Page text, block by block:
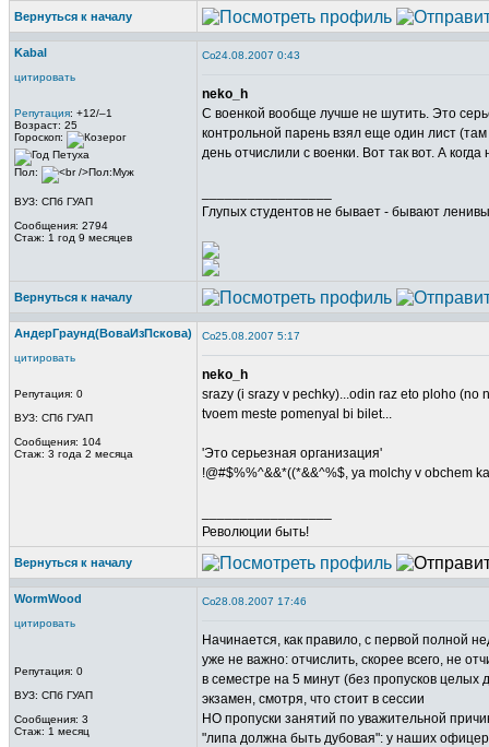
Вернуться к началу
Kabal
цитировать
Репутация: +12/–1
Возраст: 25
Гороскоп:
Пол:
ВУЗ: СПб ГУАП
Сообщения: 2794
Стаж: 1 год 9 месяцев
24.08.2007 0:43
neko_h
С военкой вообще лучше не шутить. Это
контрольной парень взял еще один лист (там
день отчислили с военки. Вот так вот. А
Глупых студентов не бывает - бывают
Вернуться к началу
АндерГраунд(ВоваИзПскова)
цитировать
Репутация: 0
ВУЗ: СПб ГУАП
Сообщения: 104
Стаж: 3 года 2 месяца
25.08.2007 5:17
neko_h
srazy (i srazy v pechky)...odin raz eto ploho
tvoem meste pomenyal bi bilet...
'Это серьезная организация'
!@#$%%^&&*((*&&^%$, ya molchy v obchem
Революции быть!
Вернуться к началу
WormWood
цитировать
Репутация: 0
ВУЗ: СПб ГУАП
Сообщения: 3
Стаж: 1 месяц
28.08.2007 17:46
Начинается, как правило, с первой полной
уже не важно: отчислить, скорее всего, не
в семестре на 5 минут (без пропусков
экзамен, смотря, что стоит в сессии
НО пропуски занятий по уважительной
"липа должна быть дубовая": у наших